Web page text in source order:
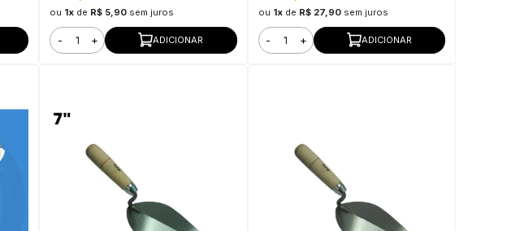
ou 1x de R$ 5,90 sem juros
- + ADICIONAR
ou 1xde R$ 27,90 sem juros
- + ADICIONAR